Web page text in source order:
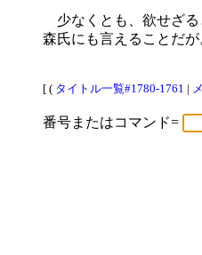
少なくとも、欲せざる
森氏にも言えることだが
[ ( タイトル一覧#1780-1761 |
番号またはコマンド=